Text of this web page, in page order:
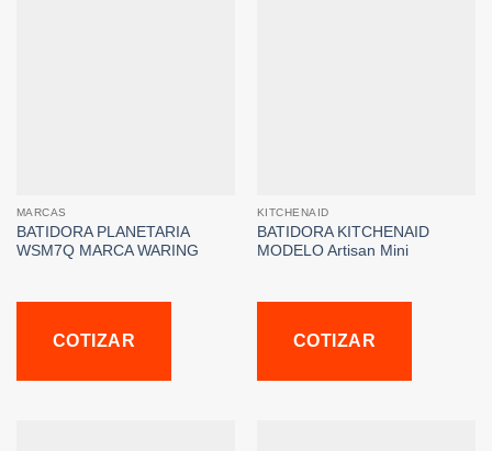
MARCAS
BATIDORA PLANETARIA
WSM7Q MARCA WARING
COTIZAR
KITCHENAID
BATIDORA KITCHENAID
MODELO Artisan Mini
COTIZAR